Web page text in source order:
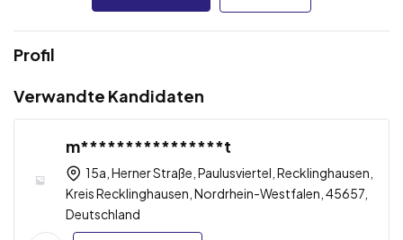
Profil
Verwandte Kandidaten
m****************t
15a, Herner Straße, Paulusviertel, Recklinghausen,
Kreis Recklinghausen, Nordrhein-Westfalen, 45657,
Deutschland